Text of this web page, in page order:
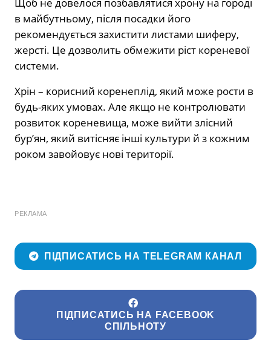
Щоб не довелося позбавлятися хрону на городі
в майбутньому, після посадки його
рекомендується захистити листами шиферу,
жерсті. Це дозволить обмежити ріст кореневої
системи.
Хрін – корисний коренеплід, який може рости в
будь-яких умовах. Але якщо не контролювати
розвиток кореневища, може вийти злісний
бур’ян, який витісняє інші культури й з кожним
роком завойовує нові території.
РЕКЛАМА
ПІДПИСАТИСЬ НА TELEGRAM КАНАЛ
ПІДПИСАТИСЬ НА FACEBOOK
СПІЛЬНОТУ